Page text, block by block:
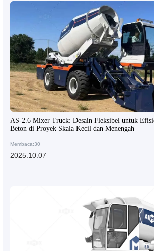
AS-2.6 Mixer Truck: Desain Fleksibel untuk
Beton di Proyek Skala Kecil dan Menengah
Membaca:30
2025.10.07